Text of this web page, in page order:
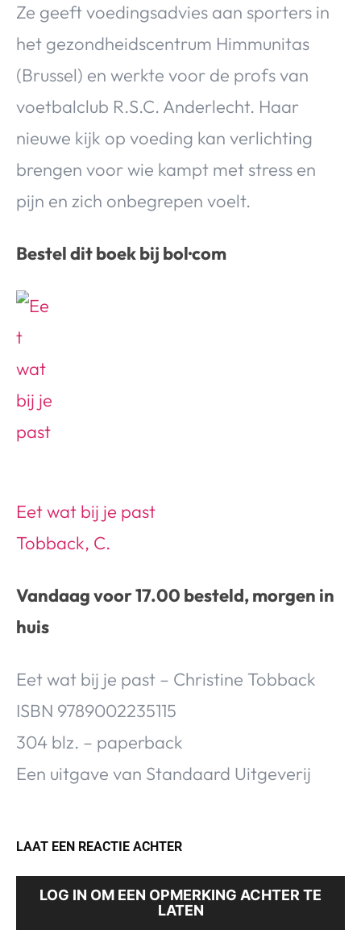
Ze geeft voedingsadvies aan sporters in
het gezondheidscentrum Himmunitas
(Brussel) en werkte voor de profs van
voetbalclub R.S.C. Anderlecht. Haar
nieuwe kijk op voeding kan verlichting
brengen voor wie kampt met stress en
pijn en zich onbegrepen voelt.
Bestel dit boek bij bol·com
Eet wat bij je past
Tobback, C.
Vandaag voor 17.00 besteld, morgen in
huis
Eet wat bij je past – Christine Tobback
ISBN 9789002235115
304 blz. – paperback
Een uitgave van Standaard Uitgeverij
LAAT EEN REACTIE ACHTER
LOG IN OM EEN OPMERKING ACHTER TE
LATEN